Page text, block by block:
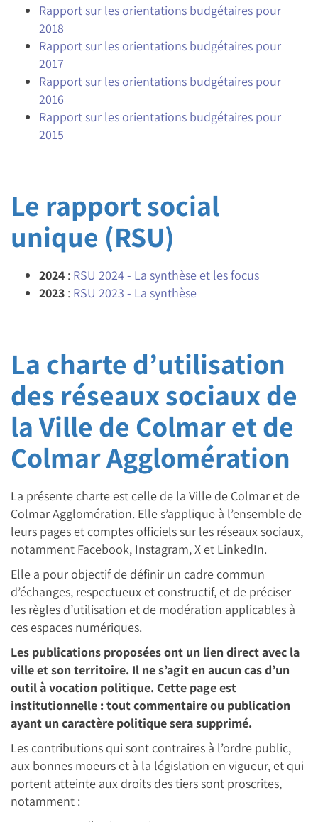
Rapport sur les orientations budgétaires pour
2018
Rapport sur les orientations budgétaires pour
2017
Rapport sur les orientations budgétaires pour
2016
Rapport sur les orientations budgétaires pour
2015
Le rapport social
unique (RSU)
2024 : RSU 2024 - La synthèse et les focus
2023 : RSU 2023 - La synthèse
La charte d’utilisation
des réseaux sociaux de
la Ville de Colmar et de
Colmar Agglomération
La présente charte est celle de la Ville de Colmar et de
Colmar Agglomération. Elle s’applique à l’ensemble de
leurs pages et comptes officiels sur les réseaux sociaux,
notamment Facebook, Instagram, X et LinkedIn.
Elle a pour objectif de définir un cadre commun
d’échanges, respectueux et constructif, et de préciser
les règles d’utilisation et de modération applicables à
ces espaces numériques.
Les publications proposées ont un lien direct avec la
ville et son territoire. Il ne s’agit en aucun cas d’un
outil à vocation politique. Cette page est
institutionnelle : tout commentaire ou publication
ayant un caractère politique sera supprimé.
Les contributions qui sont contraires à l’ordre public,
aux bonnes moeurs et à la législation en vigueur, et qui
portent atteinte aux droits des tiers sont proscrites,
notamment :